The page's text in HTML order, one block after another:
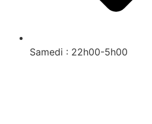
Samedi : 22h00-5h00